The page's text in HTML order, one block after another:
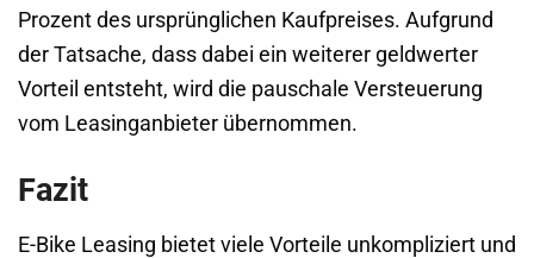
Prozent des ursprünglichen Kaufpreises. Aufgrund
der Tatsache, dass dabei ein weiterer geldwerter
Vorteil entsteht, wird die pauschale Versteuerung
vom Leasinganbieter übernommen.
Fazit
E-Bike Leasing bietet viele Vorteile unkompliziert und